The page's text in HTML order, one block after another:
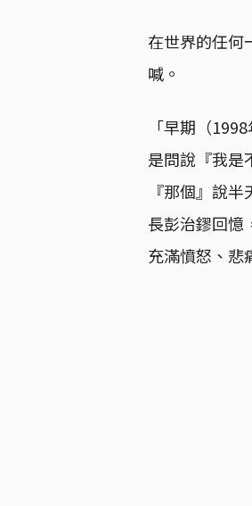
在世界的任何
喊。
「早期（
是問說『我是
『那個』說
長彭治鏐回憶
充滿憤怒、悲